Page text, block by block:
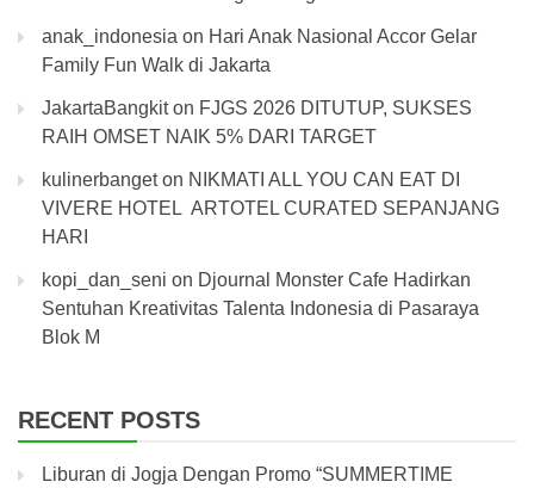
anak_indonesia on Hari Anak Nasional Accor Gelar
Family Fun Walk di Jakarta
JakartaBangkiton FJGS 2026 DITUTUP, SUKSES
RAIH OMSET NAIK 5% DARI TARGET
kulinerbangeton NIKMATI ALL YOU CAN EAT DI
VIVERE HOTEL ARTOTEL CURATED SEPANJANG
HARI
kopi_dan_seni on Djournal Monster Cafe Hadirkan
Sentuhan Kreativitas Talenta Indonesia di Pasaraya
Blok M
RECENT POSTS
Liburan di Jogja Dengan Promo “SUMMERTIME